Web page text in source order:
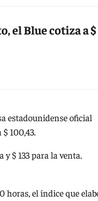
el Blue cotiza a $
estadounidense oficial
100,43.
y $ 133 para la venta.
horas, el índice que